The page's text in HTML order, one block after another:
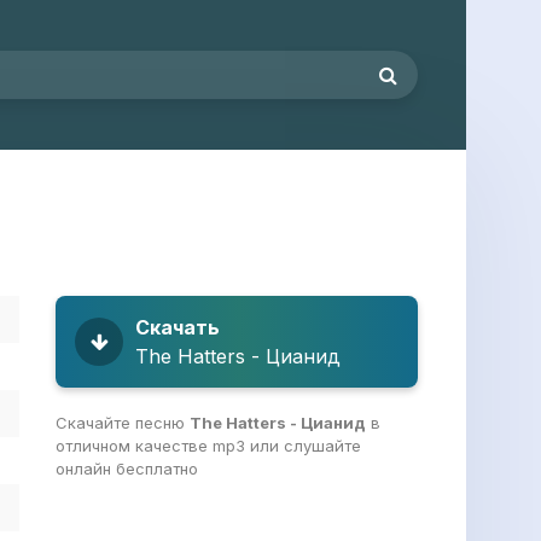
Скачать
The Hatters - Цианид
Скачайте песню The Hatters - Цианид в
отличном качестве mp3 или слушайте
онлайн бесплатно